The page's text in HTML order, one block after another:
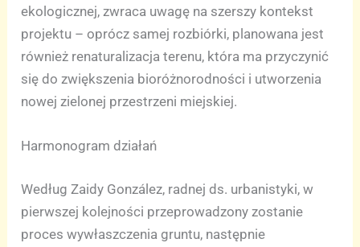
ekologicznej, zwraca uwagę na szerszy kontekst
projektu – oprócz samej rozbiórki, planowana jest
również renaturalizacja terenu, która ma przyczynić
się do zwiększenia bioróżnorodności i utworzenia
nowej zielonej przestrzeni miejskiej.
Harmonogram działań
Według Zaidy González, radnej ds. urbanistyki, w
pierwszej kolejności przeprowadzony zostanie
proces wywłaszczenia gruntu, następnie